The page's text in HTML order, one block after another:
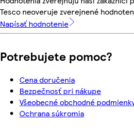
Tesco neoveruje zverejnené
Napísať hodnotenie
Potrebujete pomoc?
Cena doručenia
Bezpečnosť pri nákupe
Všeobecné obchodné
Ochrana súkromia